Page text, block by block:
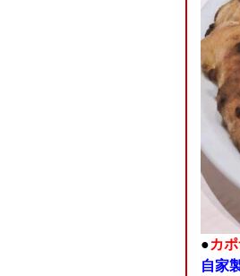
●カ
自家